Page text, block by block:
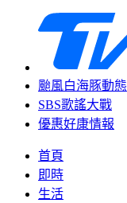
颱風白海豚動態
SBS歌謠大戰
優惠好康情報
首頁
即時
生活